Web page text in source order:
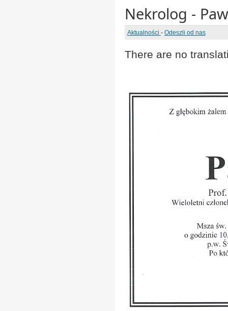
Nekrolog -
Aktualności - Odeszli od nas
There are no